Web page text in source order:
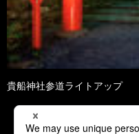
貴船神社参道ライトアップ